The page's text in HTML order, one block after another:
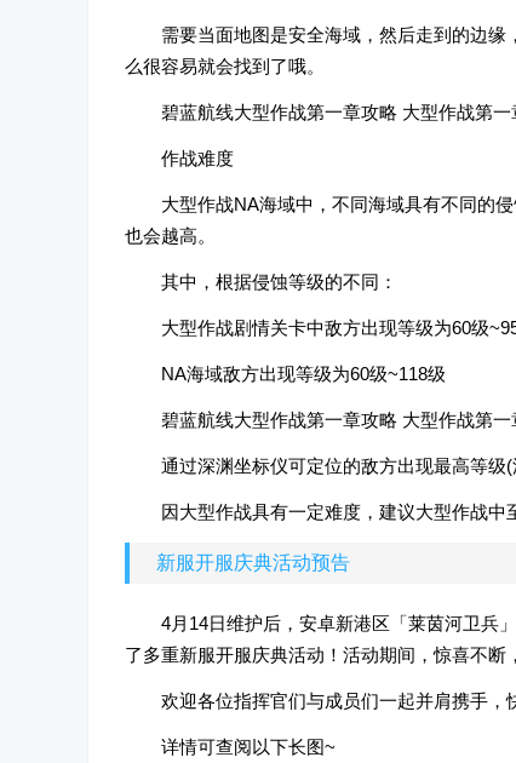
需要当面地图是安全海域，然后走到的边
么很容易就会找到了哦。
碧蓝航线大型作战第一章攻略 大型作战第
作战难度
大型作战NA海域中，不同海域具有不同的
也会越高。
其中，根据侵蚀等级的不同：
大型作战剧情关卡中敌方出现等级为60级
NA海域敌方出现等级为60级~118级
碧蓝航线大型作战第一章攻略 大型作战第
通过深渊坐标仪可定位的敌方出现最高等级
因大型作战具有一定难度，建议大型作战中
新服开服庆典活动预告
4月14日维护后，安卓新港区「莱茵河卫兵
了多重新服开服庆典活动！活动期间，惊喜不断
欢迎各位指挥官们与成员们一起并肩携手，
详情可查阅以下长图~